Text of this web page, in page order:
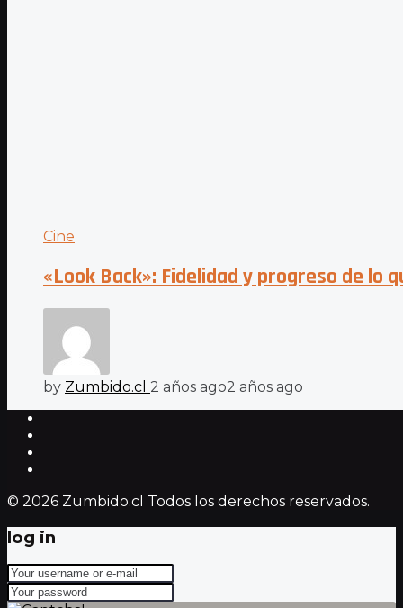
Cine
«Look Back»: Fidelidad y progreso de lo
by Zumbido.cl 2 años ago2 años ago
© 2026 Zumbido.cl Todos los derechos reservados.
log in